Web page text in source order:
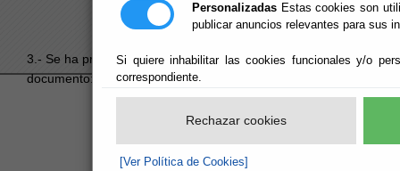
Personalizadas Estas cookies son
publicar anuncios relevantes para sus
Si quiere inhabilitar las cookies funcionales y/o
correspondiente.
Rechazar cookies
[Ver Política de Cookies]
3.- Se ha producido un error al intentar acceder al
documento:
8A1BA7EB868FA646C1258B34002AB385
Red Provincial
Intranet Adheridos
Intranet Beneficiarios